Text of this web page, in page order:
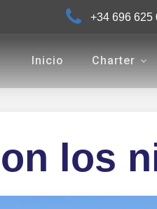
+34 696 625
Inicio Charter
los